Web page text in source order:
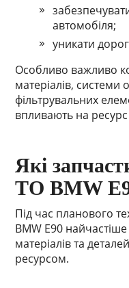
автомобіля;
уникати
Особливо важливо
матеріалів, системи
фільтрувальних
впливають на
Які
ТО BMW
Під час планового
BMW E90
матеріалів та
ресурсом.